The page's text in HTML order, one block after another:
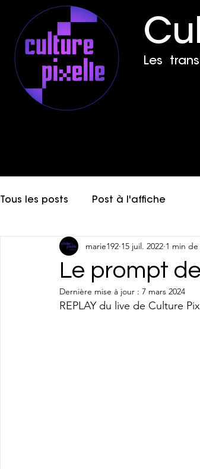
Les
Tous les posts Post à l'affiche
Le prompt
marie192 15 juil. 2022 1 min
Dernière mise à jour : 7 mars 2024
REPLAY du live de Culture